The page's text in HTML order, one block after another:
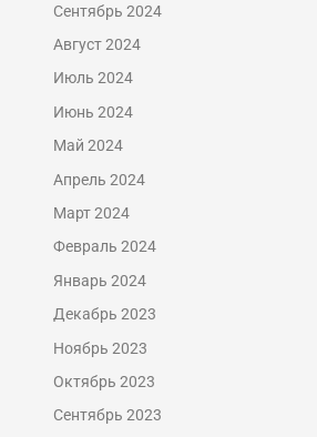
Сентябрь 2024
Август 2024
Июль 2024
Июнь 2024
Май 2024
Апрель 2024
Март 2024
Февраль 2024
Январь 2024
Декабрь 2023
Ноябрь 2023
Октябрь 2023
Сентябрь 2023